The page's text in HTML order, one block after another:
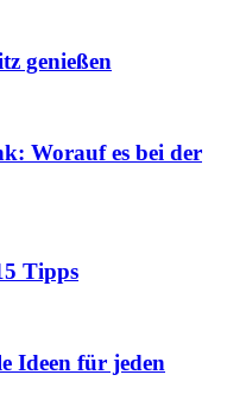
genießen
Worauf es bei der
Tipps
Ideen für jeden